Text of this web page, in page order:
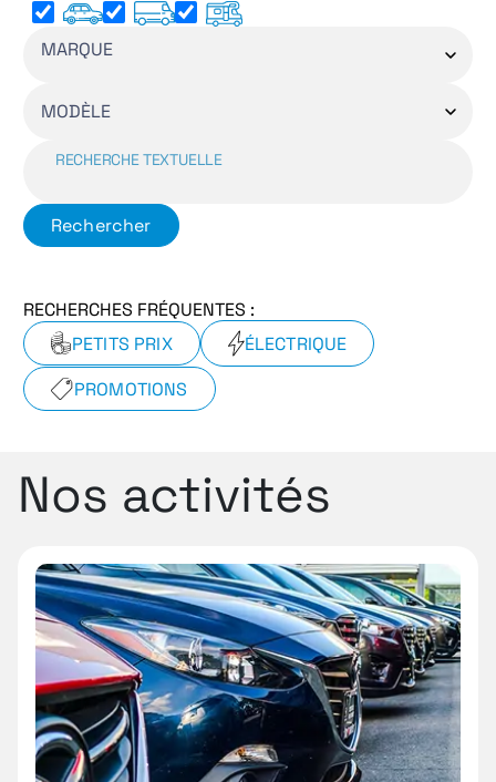
MARQUE
MODÈLE
RECHERCHE TEXTUELLE
Rechercher
RECHERCHES FRÉQUENTES :
PETITS PRIX
ÉLECTRIQUE
PROMOTIONS
Nos activités